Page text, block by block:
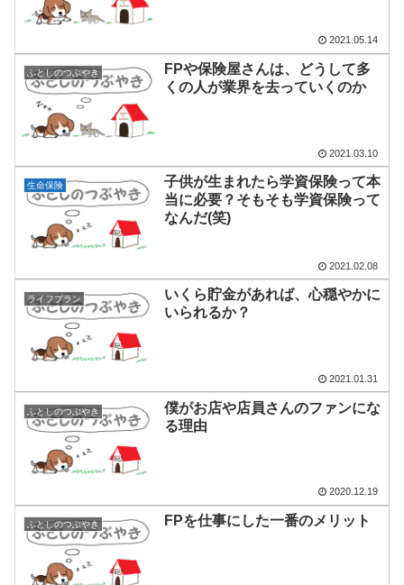
2021.05.14
ふとしのつぶやき
FPや保険屋さんは、どうして多
くの人が業界を去っていくのか
2021.03.10
生命保険
子供が生まれたら学資保険って本
当に必要？そもそも学資保険って
なんだ(笑)
2021.02.08
ライフプラン
いくら貯金があれば、心穏やかに
いられるか？
2021.01.31
ふとしのつぶやき
僕がお店や店員さんのファンにな
る理由
2020.12.19
ふとしのつぶやき FPを仕事にした一番のメリット